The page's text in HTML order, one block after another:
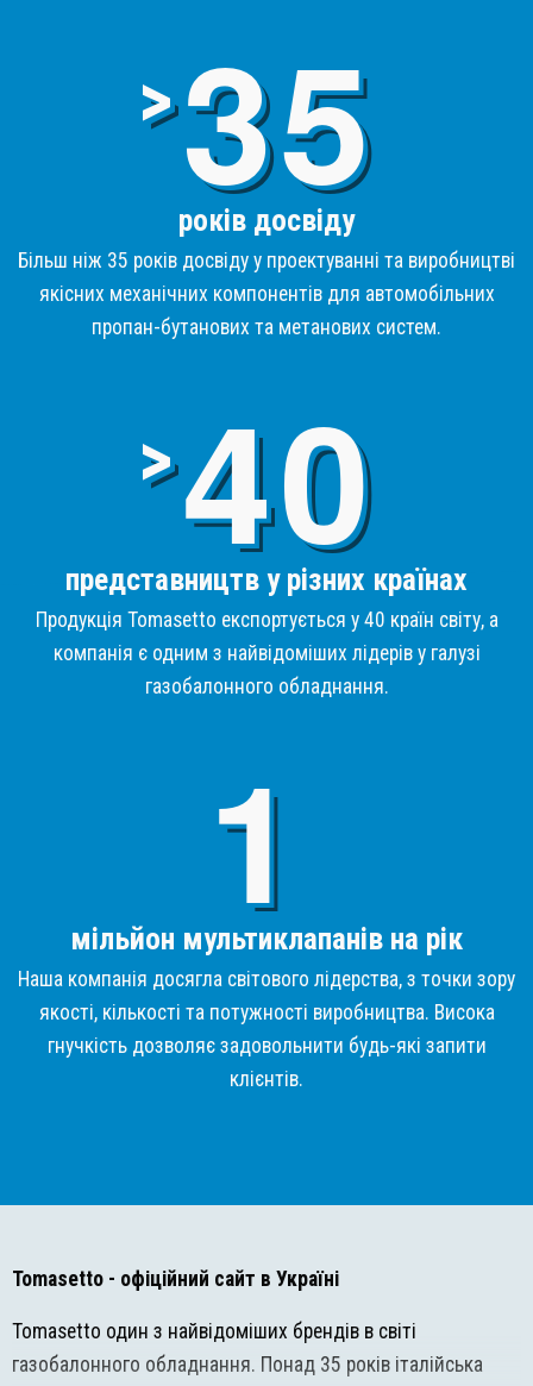
>3
років досвіду
Більш ніж 35 років досвіду у проектуванні та виробництві
якісних механічних компонентів для автомобільних
пропан-бутанових та метанових систем.
>4
представництв у різних країнах
Продукція Tomasetto експортується у 40 країн світу, а
компанія є одним з найвідоміших лідерів у галузі
газобалонного обладнання.
мільйон мультиклапанів на рік
Наша компанія досягла світового лідерства, з точки зору
якості, кількості та потужності виробництва. Висока
гнучкість дозволяє задовольнити будь-які запити
клієнтів.
Tomasetto - офіційний сайт в Україні
Tomasetto один з найвідоміших брендів в світі
газобалонного обладнання. Понад 35 років італійська